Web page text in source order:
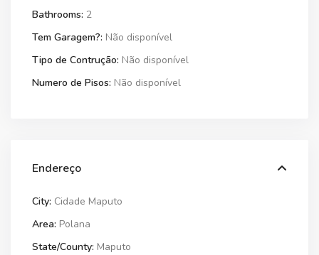
Bathrooms: 2
Tem Garagem?: Não disponível
Tipo de Contrução: Não disponível
Numero de Pisos: Não disponível
Endereço
City: Cidade Maputo
Area: Polana
State/County: Maputo